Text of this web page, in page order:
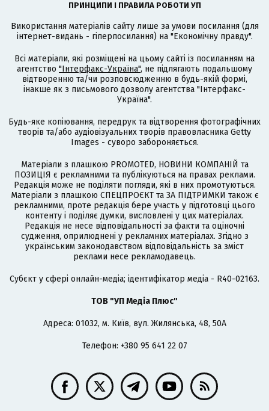
ПРИНЦИПИ І ПРАВИЛА РОБОТИ УП
Використання матеріалів сайту лише за умови посилання (для
інтернет-видань - гіперпосилання) на "Економічну правду".
Всі матеріали, які розміщені на цьому сайті із посиланням на
агентство "Інтерфакс-Україна", не підлягають подальшому
відтворенню та/чи розповсюдженню в будь-якій формі,
інакше як з письмового дозволу агентства "Інтерфакс-
Україна".
Будь-яке копіювання, передрук та відтворення фотографічних
творів та/або аудіовізуальних творів правовласника Getty
Images - суворо забороняється.
Матеріали з плашкою PROMOTED, НОВИНИ КОМПАНІЙ та
ПОЗИЦІЯ є рекламними та публікуються на правах реклами.
Редакція може не поділяти погляди, які в них промотуються.
Матеріали з плашкою СПЕЦПРОЄКТ та ЗА ПІДТРИМКИ також є
рекламними, проте редакція бере участь у підготовці цього
контенту і поділяє думки, висловлені у цих матеріалах.
Редакція не несе відповідальності за факти та оціночні
судження, оприлюднені у рекламних матеріалах. Згідно з
українським законодавством відповідальність за зміст
реклами несе рекламодавець.
Cубєкт у сфері онлайн-медіа; ідентифікатор медіа - R40-02163.
ТОВ "УП Медіа Плюс"
Адреса: 01032, м. Київ, вул. Жилянська, 48, 50А
Телефон: +380 95 641 22 07